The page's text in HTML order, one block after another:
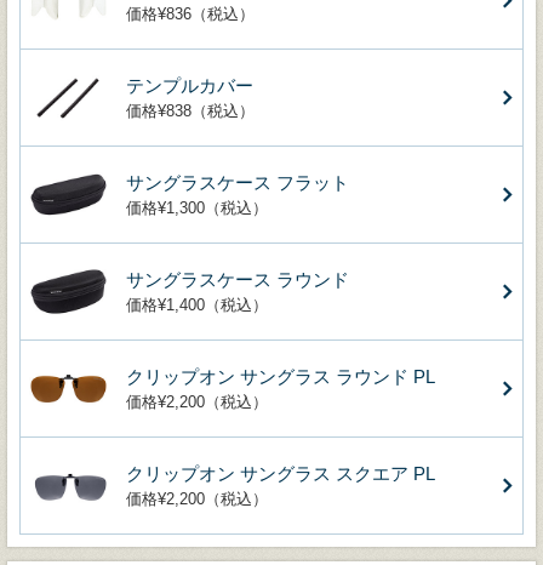
価格¥836（税込）
テンプルカバー
価格¥838（税込）
サングラスケース フラット
価格¥1,300（税込）
サングラスケース ラウンド
価格¥1,400（税込）
クリップオン サングラス ラウンド PL
価格¥2,200（税込）
クリップオン サングラス スクエア PL
価格¥2,200（税込）